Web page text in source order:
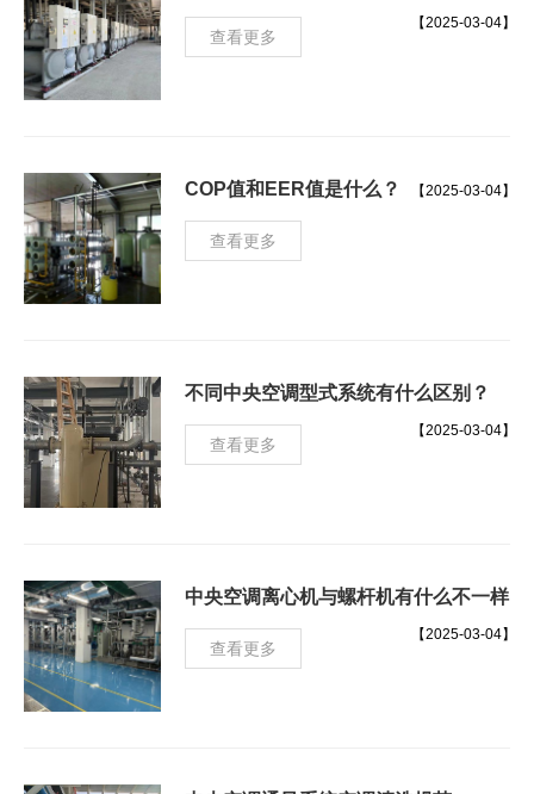
【2025-03-04】
查看更多
COP值和EER值是什么？ 【2025-03-04】
查看更多
不同中央空调型式系统有什么区别？
【2025-03-04】
查看更多
中央空调离心机与螺杆机有什么不一样？
【2025-03-04】
查看更多